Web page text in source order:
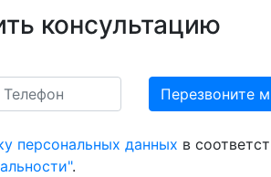
консультацию
персональных данных в
.